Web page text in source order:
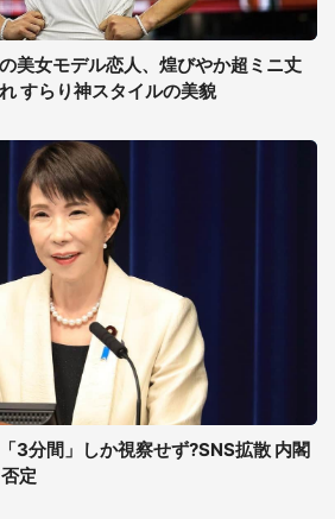
美女モデル恋人、煌びやか超ミニ丈
すらり神スタイルの美貌
3分間」しか視察せず?SNS拡散 内閣
定